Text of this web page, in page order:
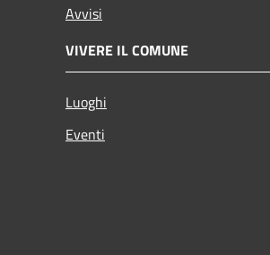
Avvisi
VIVERE IL COMUNE
Luoghi
Eventi